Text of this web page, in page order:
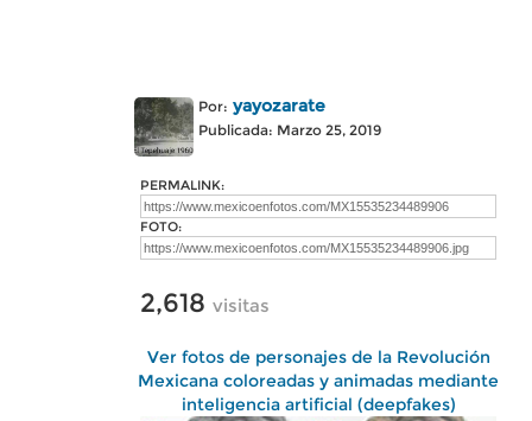
Por: yayozarate
Publicada: Marzo 25, 2019
PERMALINK:
FOTO:
2,618 visitas
Ver fotos de personajes de la Revolución
Mexicana coloreadas y animadas mediante
inteligencia artificial (deepfakes)